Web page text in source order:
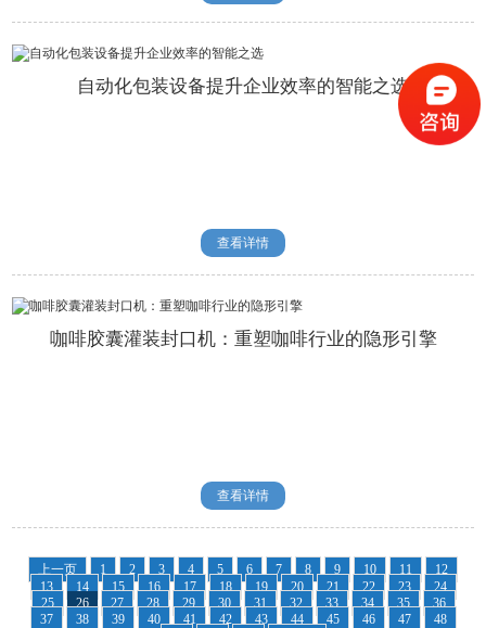
自动化包装设备提升企业效率的智能之选
查看详情
咖啡胶囊灌装封口机：重塑咖啡行业的隐形引擎
查看详情
上一页 1 2 3 4 5 6 7 8 9 10 11
12
13
14 15 16 17 18 19 20 21 22 23
24
25
26 27 28 29 30 31 32 33 34 35
36
37
38 39 40 41 42 43 44 45 46 47
48